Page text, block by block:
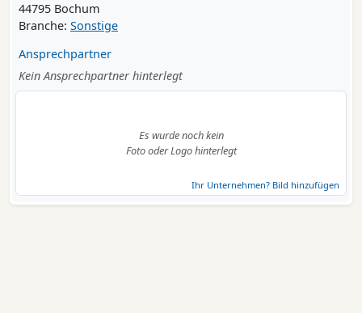
44795 Bochum
Branche: Sonstige
Ansprechpartner
Kein Ansprechpartner hinterlegt
Es wurde noch kein
Foto oder Logo hinterlegt
Ihr Unternehmen? Bild hinzufügen